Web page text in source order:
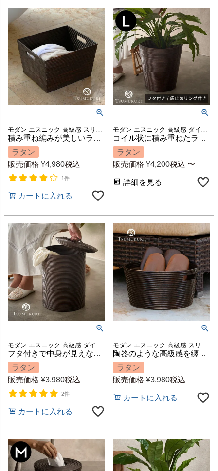
積み重ね編みが美しいラタンのランドリーバスケット TSUMUKURI 約W41×D34×H26cm [6256]
ラタン
販売価格 ¥4,980税込
1件
カートに入れる
コイル状に積み重ねたラタンのマルチバスケット TSUMUKURI Lサイズ 約直径30×H32cm 容量13L [13060]
ラタン
販売価格 ¥4,200税込 〜
詳細を見る
フタ付きで中身が見えないラタンのごみ箱 丸型 約16L 約W27×D27×H36cm TSUMUKURI ツムクリ [6251]
ラタン
販売価格 ¥3,980税込
2件
カートに入れる
陶器のような高級感を纏うツムクリのオーバルバスケット 約W37×D32×H18cm TSUMUKURI [6255]
ラタン
販売価格 ¥3,980税込
カートに入れる